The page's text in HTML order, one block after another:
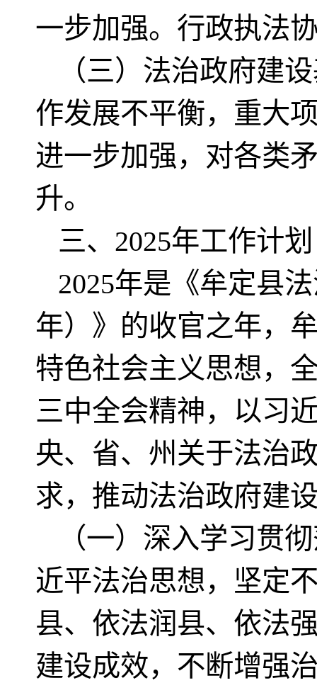
一步加强。行政执法
（三）法治政府建
作发展不平衡，重大
进一步加强，对各类
升。
三、2025年工作计划
2025年是《牟定县
年）》的收官之年，
特色社会主义思想，
三中全会精神，以习
央、省、州关于法治
求，推动法治政府建
（一）深入学习贯
近平法治思想，坚定
县、依法润县、依法
建设成效，不断增强